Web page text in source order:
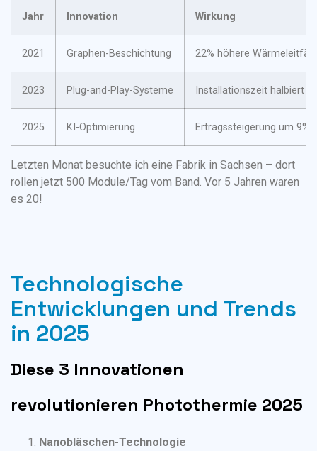
Jahr Innovation Wirkung
2021 Graphen-Beschichtung 22% höhere
2023 Plug-and-Play-Systeme Installationszeit halbiert
2025 KI-Optimierung Ertragssteigerung um 9%
Letzten Monat besuchte ich eine Fabrik in Sachsen – dort
rollen jetzt 500 Module/Tag vom Band. Vor 5 Jahren waren
es 20!
Technologische
Entwicklungen und Trends
in 2025
Diese 3 Innovationen
revolutionieren Photothermie 2025
Nanobläschen-Technologie